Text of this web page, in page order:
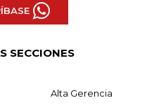
SECCIONES
Alta Gerencia